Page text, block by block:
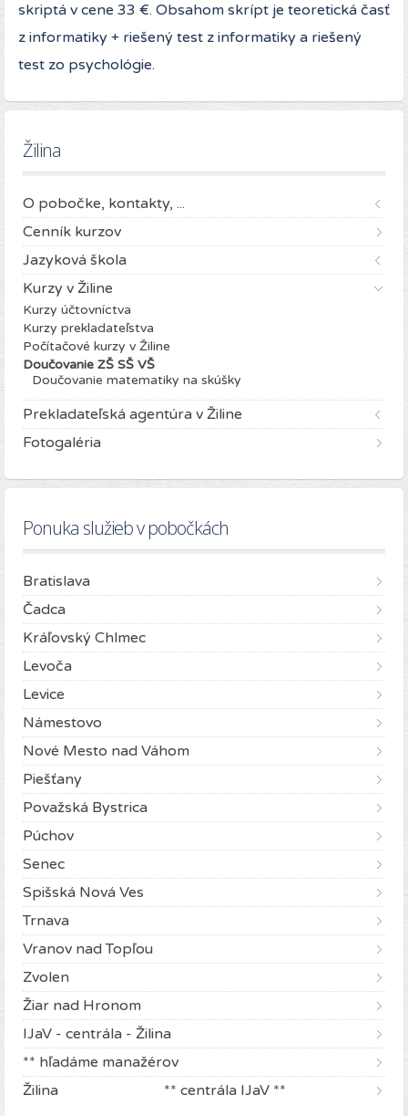
skriptá v cene 33 €. Obsahom skrípt je teoretická časť
z informatiky + riešený test z informatiky a riešený
test zo psychológie.
Žilina
O pobočke, kontakty, ...
Cenník kurzov
Jazyková škola
Kurzy v Žiline
Kurzy účtovníctva
Kurzy prekladateľstva
Počítačové kurzy v Žiline
Doučovanie ZŠ SŠ VŠ
Doučovanie matematiky na skúšky
Prekladateľská agentúra v Žiline
Fotogaléria
Ponuka služieb v pobočkách
Bratislava
Čadca
Kráľovský Chlmec
Levoča
Levice
Námestovo
Nové Mesto nad Váhom
Piešťany
Považská Bystrica
Púchov
Senec
Spišská Nová Ves
Trnava
Vranov nad Topľou
Zvolen
Žiar nad Hronom
IJaV - centrála - Žilina
** hľadáme manažérov
Žilina ** centrála IJaV **